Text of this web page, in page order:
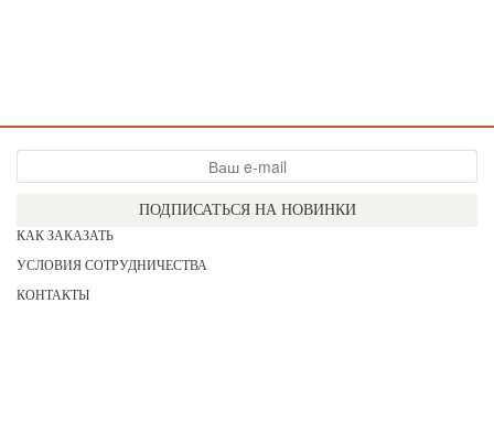
ПОДПИСАТЬСЯ НА НОВИНКИ
КАК ЗАКАЗАТЬ
УСЛОВИЯ СОТРУДНИЧЕСТВА
КОНТАКТЫ